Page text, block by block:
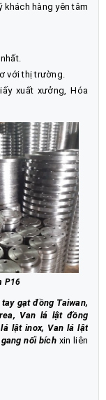
khách hàng yên tâm
với thị trường.
xuất xưởng, Hóa
P16
tay gạt đồng Taiwan,
Van lá lật đồng
lật inox, Van lá lật
nối bích xin liên